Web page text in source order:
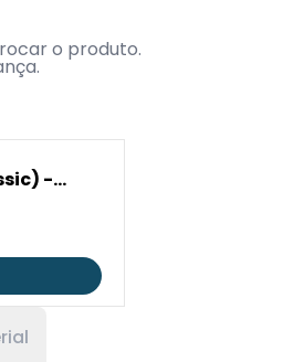
o produto.
-